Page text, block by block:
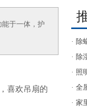
于一体，护
喜欢吊扇的
· 除
神
· 除
康
· 照
眼
· 全
懂你
· 家